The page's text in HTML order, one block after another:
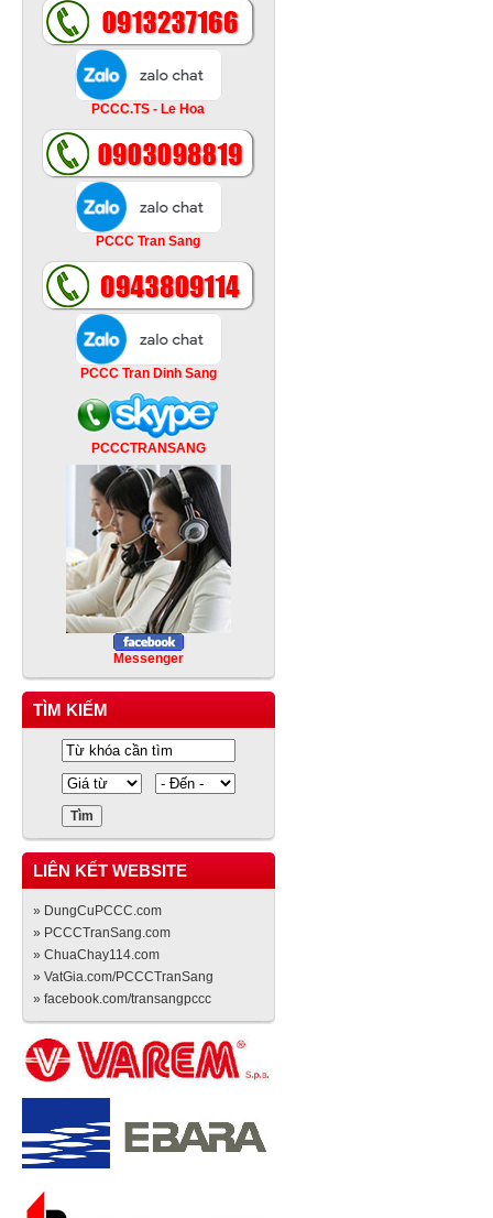
PCCC.TS - Le Hoa
PCCC Tran Sang
PCCC Tran Dinh Sang
PCCCTRANSANG
Messenger
TÌM KIẾM
LIÊN KẾT WEBSITE
» DungCuPCCC.com
» PCCCTranSang.com
» ChuaChay114.com
» VatGia.com/PCCCTranSang
» facebook.com/transangpccc